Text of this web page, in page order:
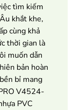
tìm kiếm
khắt khe,
cùng khả
thời gian là
muốn dẫn
bản hoàn
bỉ mang
V4524-
PVC